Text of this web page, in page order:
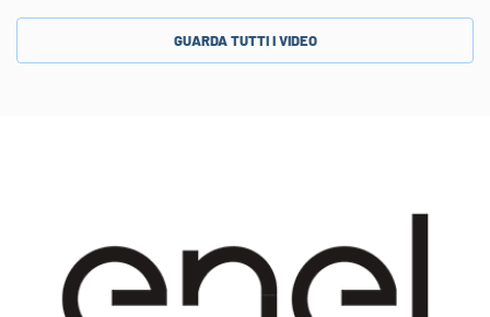
GUARDA TUTTI I VIDEO